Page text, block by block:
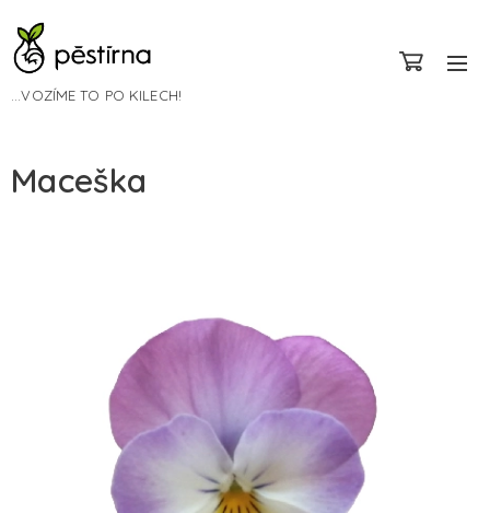
...VOZÍME TO PO KILECH!
Maceška